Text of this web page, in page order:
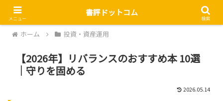
ホーム 投資・資産運用
【2026年】リバランスのおすすめ本 10選
｜守りを固める
2026.05.14
メニュー
書評ドットコム
検索